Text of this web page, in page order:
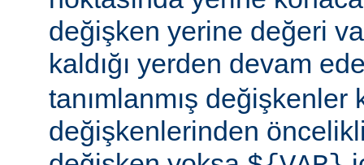
değişken yerine değeri
kaldığı yerden devam
tanımlanmış değişkenler
değişkenlerinden